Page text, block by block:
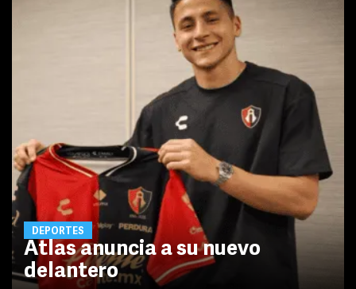
DEPORTES
Atlas anuncia a su nuevo
delantero